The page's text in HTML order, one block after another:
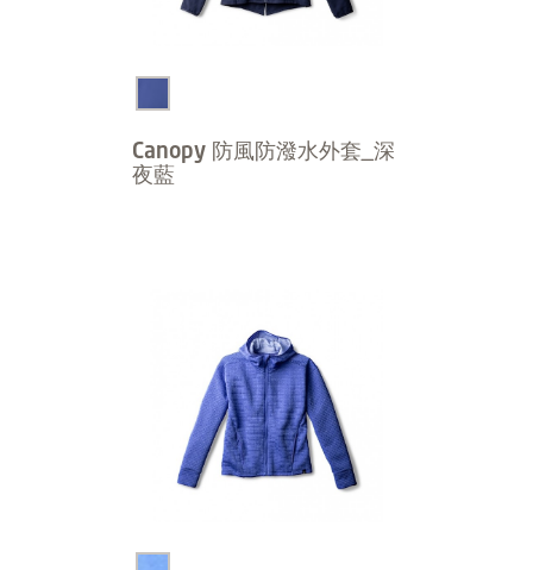
Canopy 防風防潑水外套_深
夜藍